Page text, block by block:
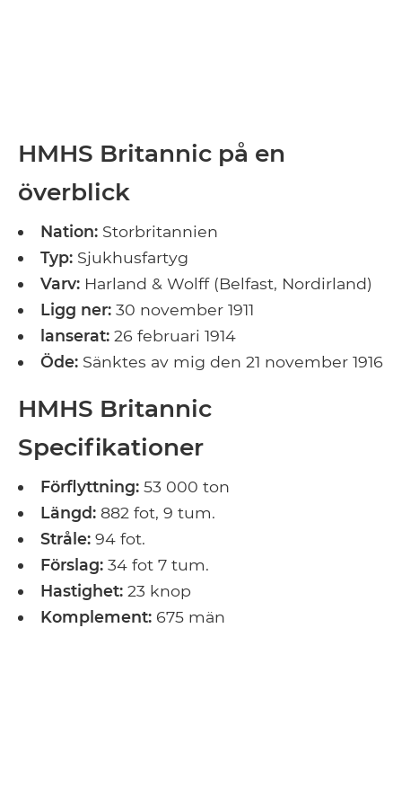
HMHS Britannic på en
överblick
Nation:Storbritannien
Typ:Sjukhusfartyg
Varv:Harland & Wolff (Belfast, Nordirland)
Ligg ner:30 november 1911
lanserat:26 februari 1914
Öde:Sänktes av mig den 21 november 1916
HMHS Britannic
Specifikationer
Förflyttning:53 000 ton
Längd:882 fot, 9 tum.
Stråle:94 fot.
Förslag:34 fot 7 tum.
Hastighet:23 knop
Komplement:675 män